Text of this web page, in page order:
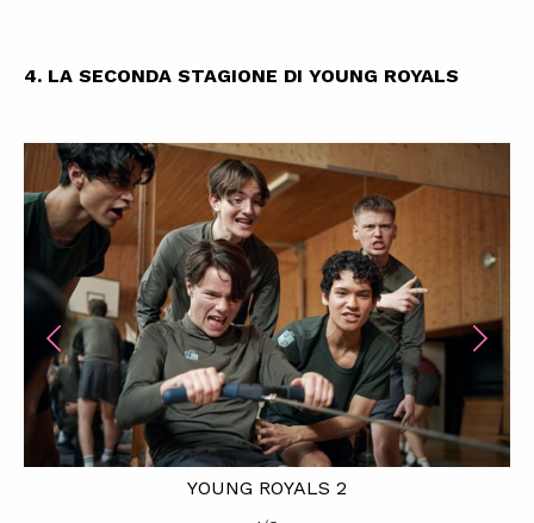
4. LA SECONDA STAGIONE DI YOUNG ROYALS
YOUNG ROYALS 2